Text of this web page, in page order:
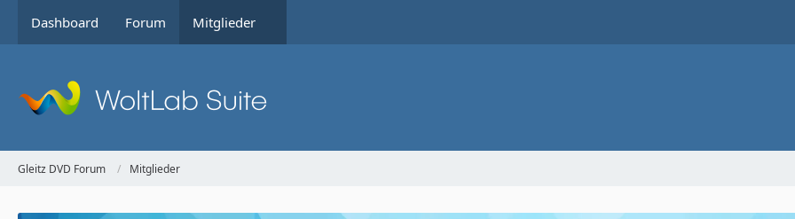
Dashboard Forum Mitglieder
Gleitz DVD Forum Mitglieder